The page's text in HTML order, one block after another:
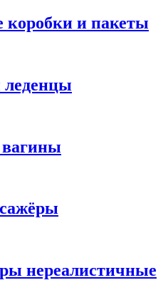
коробки и пакеты
нереалистичные